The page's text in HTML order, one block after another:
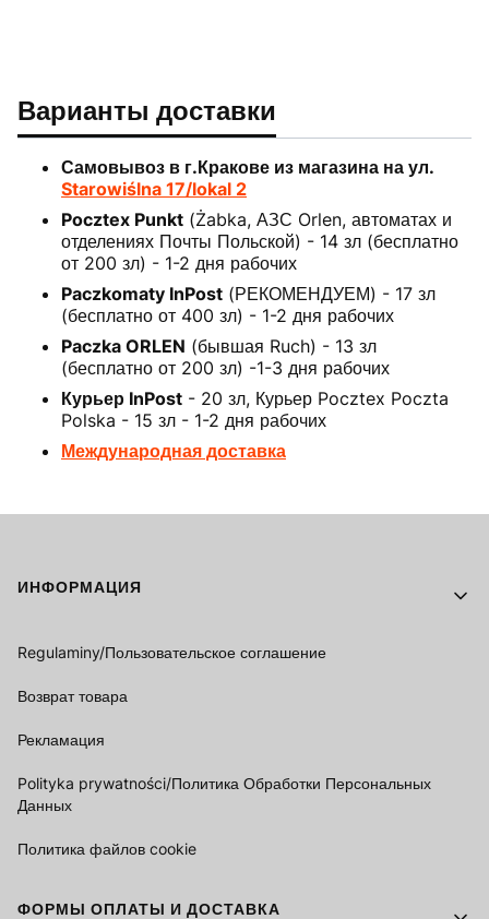
Варианты доставки
Самовывоз в г.Кракове из магазина на ул.
Starowiślna 17/lokal 2
Pocztex Punkt (Żabka, АЗС Orlen, автоматах и
отделениях Почты Польской) - 14 зл (бесплатно
от 200 зл) - 1-2 дня рабочих
Paczkomaty InPost (РЕКОМЕНДУЕМ) - 17 зл
(бесплатно от 400 зл) - 1-2 дня рабочих
Paczka ORLEN (бывшая Ruch) - 13 зл
(бесплатно от 200 зл) -1-3 дня рабочих
Курьер InPost - 20 зл, Курьер Pocztex Poczta
Polska - 15 зл - 1-2 дня рабочих
Международная доставка
Footer menu
ИНФОРМАЦИЯ
Regulaminy/Пользовательское соглашение
Возврат товара
Рекламация
Polityka prywatności/Политика Обработки Персональных
Данных
Политика файлов cookie
ФОРМЫ ОПЛАТЫ И ДОСТАВКА